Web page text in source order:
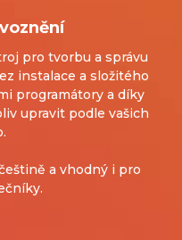
pro tvorbu a správu
instalace a složitého
programátory a díky
upravit podle vašich
a vhodný i pro